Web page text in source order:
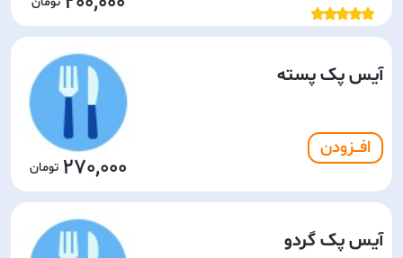
آیس پک پسته
افـــزودن
270,000
آیس پک گردو